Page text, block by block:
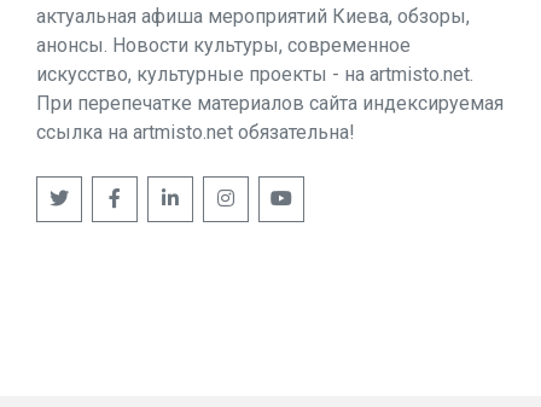
актуальная афиша мероприятий Киева, обзоры,
анонсы. Новости культуры, современное
искусство, культурные проекты - на artmisto.net.
При перепечатке материалов сайта индексируемая
ссылка на artmisto.net обязательна!